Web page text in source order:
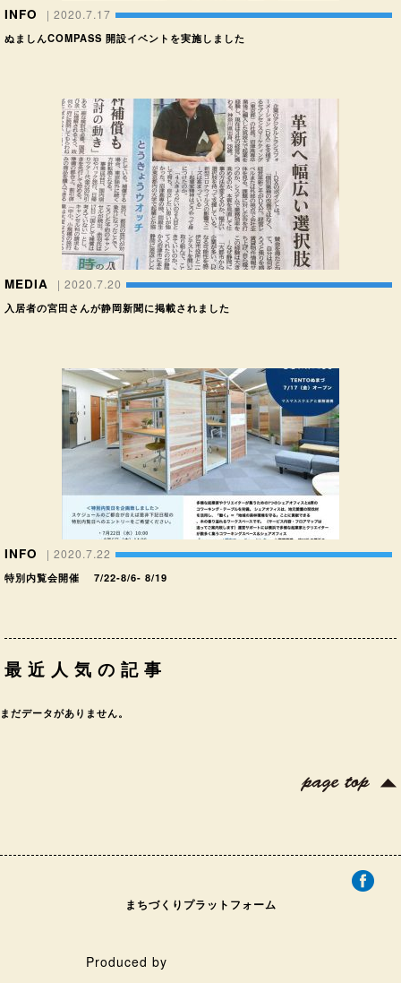
INFO | 2020.7.17
ぬましんCOMPASS 開設イベントを実施しました
MEDIA | 2020.7.20
入居者の宮田さんが静岡新聞に掲載されました
INFO | 2020.7.22
特別内覧会開催 7/22-8/6- 8/19
最近人気の記事
まだデータがありません。
まちづくりプラットフォーム
Produced by